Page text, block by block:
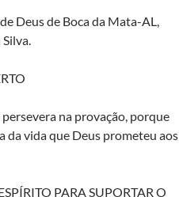
Deus de Boca da Mata-AL,
na provação, porque
da vida que Deus prometeu aos
PARA SUPORTAR O